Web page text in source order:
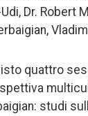
Dr. Robert
quattro
studi